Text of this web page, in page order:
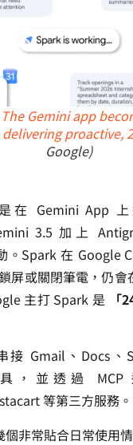
The Gemini app
proactive,
Google)
在 Gemini App
3.5 加上
。Spark 在 Google
屏或關閉筆電，仍會
主打 Spark 是
「
接 Gmail、Docs、
具，並透過 MCP
等第三方服務。
非常貼合日常使用